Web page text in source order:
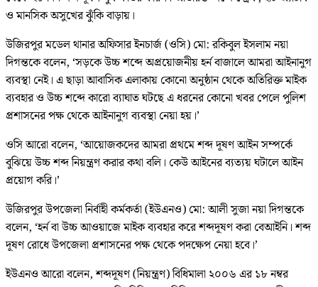
ও মানসিক অসুখের ঝুঁকি বাড়ায়।
উজিরপুর মডেল থানার অফিসার ইনচার্জ (ওসি) মো: রকিবুল ইসলাম নয়া
দিগন্তকে বলেন, ‘সড়কে উচ্চ শব্দে অপ্রয়োজনীয় হর্ন বাজালে আমরা আইনানুগ
ব্যবস্থা নেই। এ ছাড়া আবাসিক এলাকায় কোনো অনুষ্ঠান থেকে অতিরিক্ত মাইক
ব্যবহার ও উচ্চ শব্দে কারো ব্যাঘাত ঘটছে এ ধরনের কোনো খবর পেলে পুলিশ
প্রশাসনের পক্ষ থেকে আইনানুগ ব্যবস্থা নেয়া হয়।’
ওসি আরো বলেন, ‘আয়োজকদের আমরা প্রথমে শব্দ দূষণ আইন সম্পর্কে
বুঝিয়ে উচ্চ শব্দ নিয়ন্ত্রণ করার কথা বলি। কেউ আইনের ব্যত্যয় ঘটালে আইন
প্রয়োগ করি।’
উজিরপুর উপজেলা নির্বাহী কর্মকর্তা (ইউএনও) মো: আলী সুজা নয়া দিগন্তকে
বলেন, ‘হর্ন বা উচ্চ আওয়াজে মাইক ব্যবহার করে শব্দদূষণ করা বেআইনি। শব্দ
দূষণ রোধে উপজেলা প্রশাসনের পক্ষ থেকে পদক্ষেপ নেয়া হবে।’
ইউএনও আরো বলেন, শব্দদূষণ (নিয়ন্ত্রণ) বিধিমালা ২০০৬ এর ১৮ নম্বর